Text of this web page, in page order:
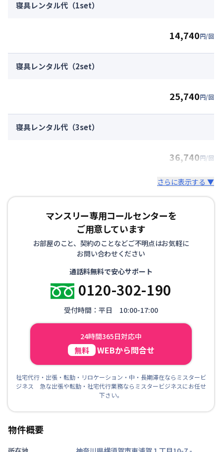
寝具レンタル代（1set）
14,740円/回
寝具レンタル代（2set）
25,740円/回
寝具レンタル代（3set）
36,740円/回
さらに表示する ▼
マンスリー専用コールセンターを
ご用意しています
お部屋のこと、契約のことなどご不明点はお気軽に
お問い合わせください
通話料無料で安心サポート
0120-302-190
受付時間：平日 10:00-17:00
24時間365日対応中
無料 WEBから問合せ
社宅代行・出張・転勤・リロケーション・中・長期滞在ならミスタービ
ジネス 急な出張や転勤・社宅代行業務ならミスタービジネスにお任せ
下さい。
物件概要